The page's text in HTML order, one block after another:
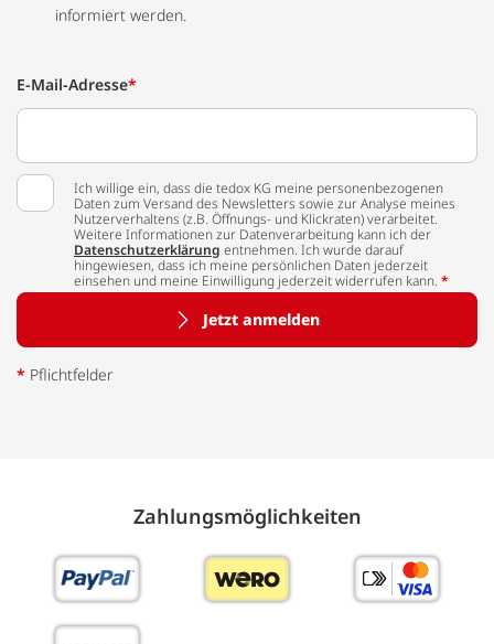
informiert werden.
E-Mail-Adresse*
Ich willige ein, dass die tedox KG meine personenbezogenen
Daten zum Versand des Newsletters sowie zur Analyse meines
Nutzerverhaltens (z.B. Öffnungs- und Klickraten) verarbeitet.
Weitere Informationen zur Datenverarbeitung kann ich der
Datenschutzerklärung entnehmen. Ich wurde darauf
hingewiesen, dass ich meine persönlichen Daten jederzeit
einsehen und meine Einwilligung jederzeit widerrufen kann. *
Jetzt anmelden
* Pflichtfelder
Zahlungs­möglich­keiten